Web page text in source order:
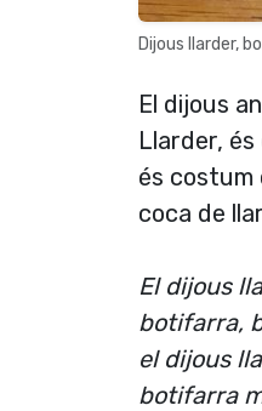
Dijous llarder,
El dijous
Llarder,
és costum
coca de
El dijous
botifarra,
el dijous
botifarra